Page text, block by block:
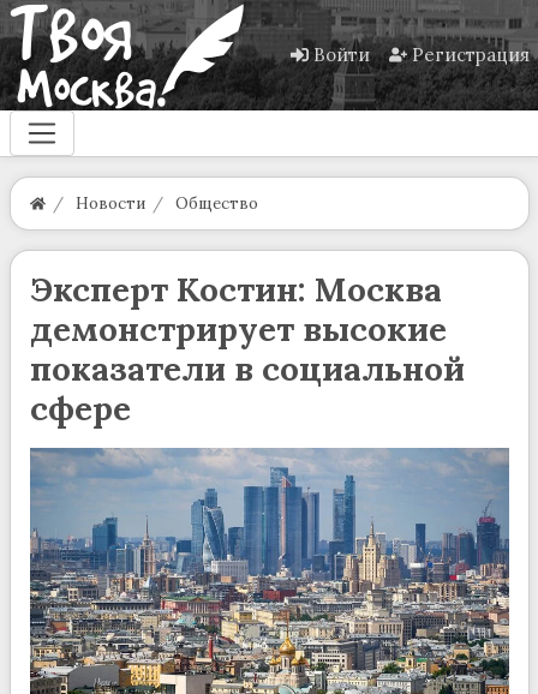
Войти Регистрация
Новости Общество
Эксперт Костин: Москва
демонстрирует высокие
показатели в социальной
сфере